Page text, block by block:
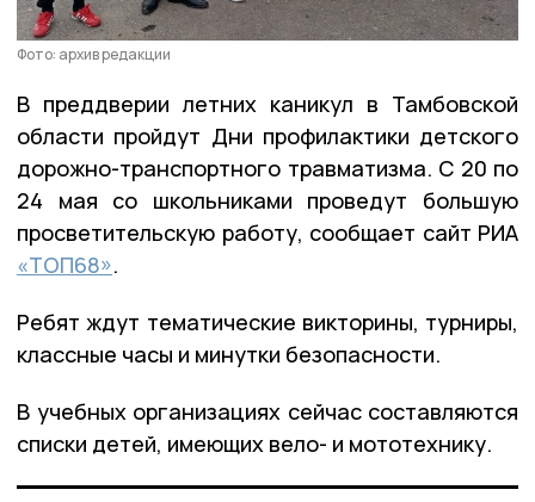
Фото: архив редакции
В преддверии летних каникул в Тамбовской
области пройдут Дни профилактики детского
дорожно-транспортного травматизма. С 20 по
24 мая со школьниками проведут большую
просветительскую работу, сообщает сайт РИА
«ТОП68».
Ребят ждут тематические викторины, турниры,
классные часы и минутки безопасности.
В учебных организациях сейчас составляются
списки детей, имеющих вело- и мототехнику.